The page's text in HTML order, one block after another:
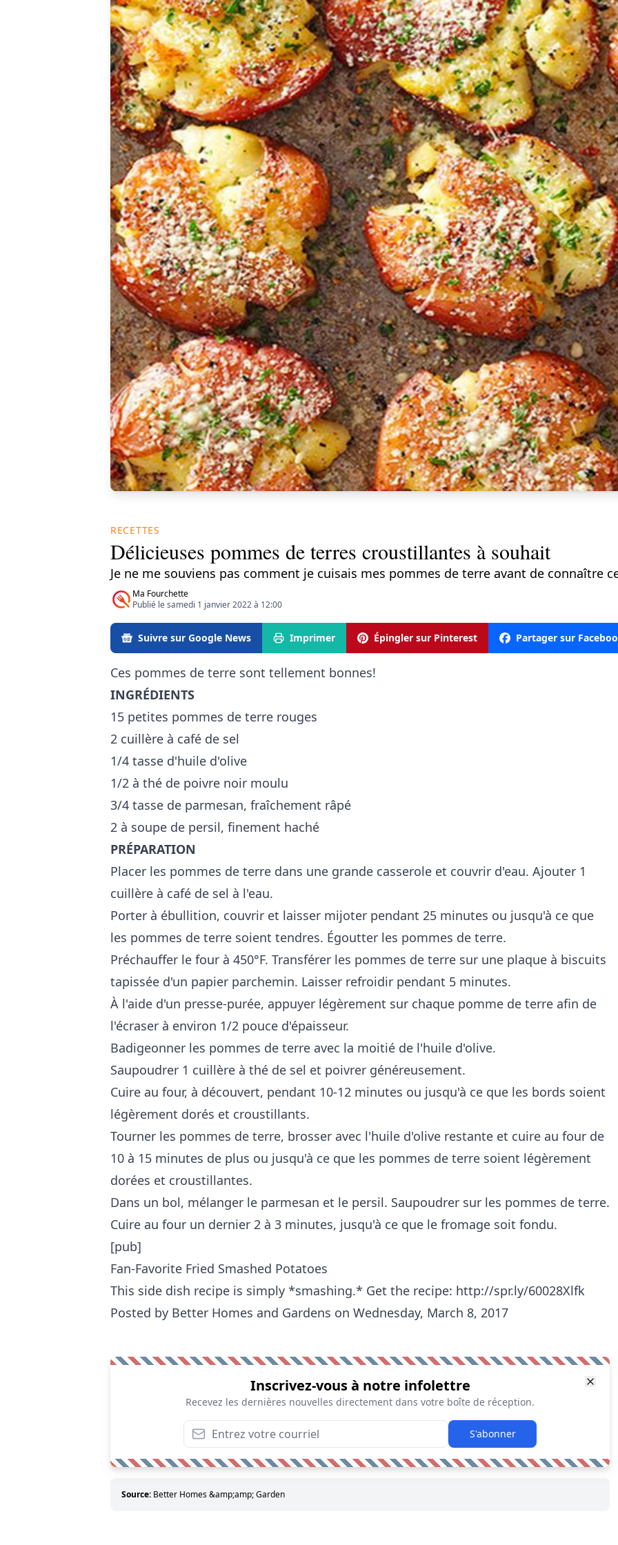
RECETTES
Délicieuses pommes de terres croustillantes à souhait
Je ne me souviens pas comment je cuisais mes pommes de terre avant de connaître
Ma Fourchette
Publié le samedi 1 janvier 2022 à 12:00
Suivre sur Google News Imprimer Épingler sur Pinterest Partager sur
Ces pommes de terre sont tellement bonnes!
INGRÉDIENTS
15 petites pommes de terre rouges
2 cuillère à café de sel
1/4 tasse d'huile d'olive
1/2 à thé de poivre noir moulu
3/4 tasse de parmesan, fraîchement râpé
2 à soupe de persil, finement haché
PRÉPARATION
Placer les pommes de terre dans une grande casserole et couvrir d'eau. Ajouter 1
cuillère à café de sel à l'eau.
Porter à ébullition, couvrir et laisser mijoter pendant 25 minutes ou jusqu'à ce que
les pommes de terre soient tendres. Égoutter les pommes de terre.
Préchauffer le four à 450°F. Transférer les pommes de terre sur une plaque à biscuits
tapissée d'un papier parchemin. Laisser refroidir pendant 5 minutes.
À l'aide d'un presse-purée, appuyer légèrement sur chaque pomme de terre afin de
l'écraser à environ 1/2 pouce d'épaisseur.
Badigeonner les pommes de terre avec la moitié de l'huile d'olive.
Saupoudrer 1 cuillère à thé de sel et poivrer généreusement.
Cuire au four, à découvert, pendant 10-12 minutes ou jusqu'à ce que les bords soient
légèrement dorés et croustillants.
Tourner les pommes de terre, brosser avec l'huile d'olive restante et cuire au four de
10 à 15 minutes de plus ou jusqu'à ce que les pommes de terre soient légèrement
dorées et croustillantes.
Dans un bol, mélanger le parmesan et le persil. Saupoudrer sur les pommes de terre.
Cuire au four un dernier 2 à 3 minutes, jusqu'à ce que le fromage soit fondu.
[pub]
Fan-Favorite Fried Smashed Potatoes
This side dish recipe is simply *smashing.* Get the recipe: http://spr.ly/60028Xlfk
Posted by Better Homes and Gardens on Wednesday, March 8, 2017
Inscrivez-vous à notre infolettre
Recevez les dernières nouvelles directement dans votre boîte de réception.
S'abonner
Source: Better Homes &amp;amp; Garden